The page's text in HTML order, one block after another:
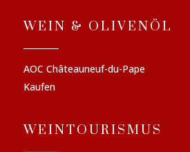
WEIN & OLIVENÖL
AOC Châteauneuf-du-Pape
Kaufen
WEINTOURISMUS